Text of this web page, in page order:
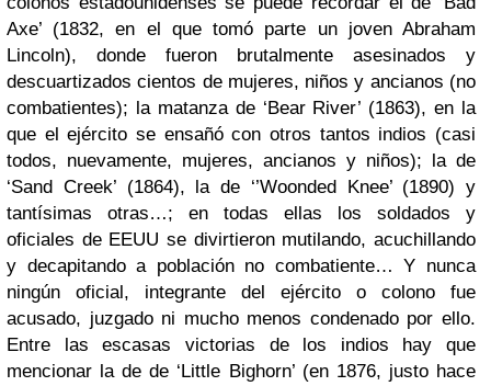
Axe’ (1832, en el que tomó parte un joven Abraham
Lincoln), donde fueron brutalmente asesinados y
descuartizados cientos de mujeres, niños y ancianos (no
combatientes); la matanza de ‘Bear River’ (1863), en la
que el ejército se ensañó con otros tantos indios (casi
todos, nuevamente, mujeres, ancianos y niños); la de
‘Sand Creek’ (1864), la de ‘’Woonded Knee’ (1890) y
tantísimas otras…; en todas ellas los soldados y
oficiales de EEUU se divirtieron mutilando, acuchillando
y decapitando a población no combatiente… Y nunca
ningún oficial, integrante del ejército o colono fue
acusado, juzgado ni mucho menos condenado por ello.
Entre las escasas victorias de los indios hay que
mencionar la de de ‘Little Bighorn’ (en 1876, justo hace